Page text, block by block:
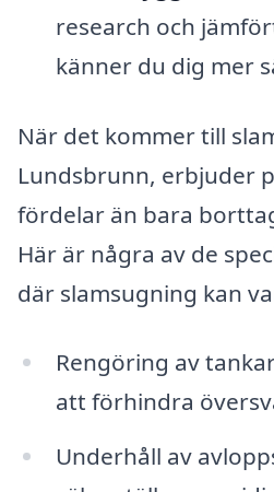
research och
känner du dig mer
När det kommer till
Lundsbrunn, erbjuder
fördelar än bara
Här är några av de
där slamsugning kan
Rengöring av
att förhindra
Underhåll av